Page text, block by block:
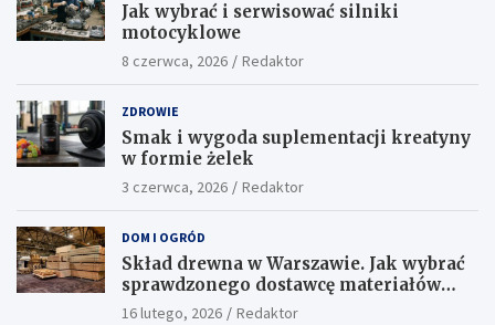
Jak wybrać i serwisować silniki
motocyklowe
8 czerwca, 2026 Redaktor
ZDROWIE
Smak i wygoda suplementacji kreatyny
w formie żelek
3 czerwca, 2026 Redaktor
DOM I OGRÓD
Skład drewna w Warszawie. Jak wybrać
sprawdzonego dostawcę materiałów
konstrukcyjnych?
16 lutego, 2026 Redaktor